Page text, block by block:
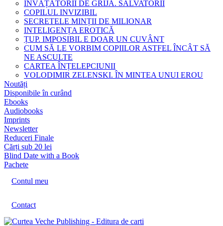
INVĂȚĂTORII DE GRIJĂ. SALVATORII
COPILUL INVIZIBIL
SECRETELE MINȚII DE MILIONAR
INTELIGENȚA EROTICĂ
ȚUP. IMPOSIBIL E DOAR UN CUVÂNT
CUM SĂ LE VORBIM COPIILOR ASTFEL ÎNCÂT SĂ
NE ASCULTE
CARTEA ÎNȚELEPCIUNII
VOLODIMIR ZELENSKI. ÎN MINTEA UNUI EROU
Noutăți
Disponibile în curând
Ebooks
Audiobooks
Imprints
Newsletter
Reduceri Finale
Cărți sub 20 lei
Blind Date with a Book
Pachete
Contul meu
Contact